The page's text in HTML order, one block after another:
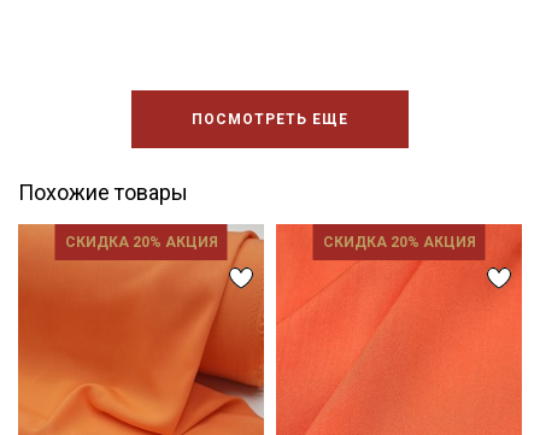
ПОСМОТРЕТЬ ЕЩЕ
Похожие товары
СКИДКА 20% АКЦИЯ СКИДКА 20% АКЦИЯ